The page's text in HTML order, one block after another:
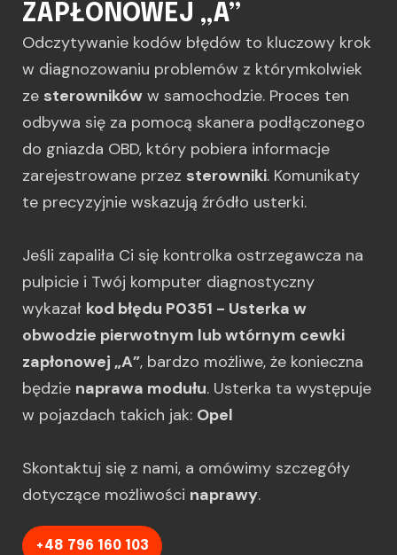
ZAPŁONOWEJ „A”
Odczytywanie kodów błędów to kluczowy krok
w diagnozowaniu problemów z którymkolwiek
ze sterowników w samochodzie. Proces ten
odbywa się za pomocą skanera podłączonego
do gniazda OBD, który pobiera informacje
zarejestrowane przez sterowniki. Komunikaty
te precyzyjnie wskazują źródło usterki.
Jeśli zapaliła Ci się kontrolka ostrzegawcza na
pulpicie i Twój komputer diagnostyczny
wykazał kod błędu P0351 - Usterka w
obwodzie pierwotnym lub wtórnym cewki
zapłonowej „A”, bardzo możliwe, że konieczna
będzie naprawa modułu. Usterka ta występuje
w pojazdach takich jak: Opel
Skontaktuj się z nami, a omówimy szczegóły
dotyczące możliwości naprawy.
+48 796 160 103